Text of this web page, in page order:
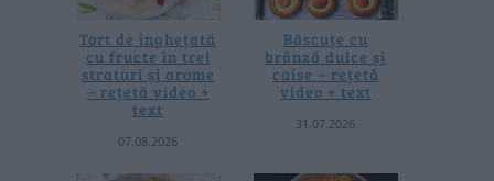
Tort de înghețată
cu fructe în trei
straturi și arome
– rețetă video +
text
07.08.2026
Băscuțe cu
brânză dulce și
caise – rețetă
video + text
31.07.2026